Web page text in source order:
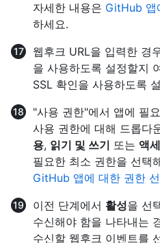
자세한 내용은 GitHub 앱
하세요.
웹후크 URL을 입력한 경
을 사용하도록 설정할지
SSL 확인을 사용하도록
"사용 권한"에서 앱에 필
사용 권한에 대해 드롭다
용, 읽기 및 쓰기 또는 액
필요한 최소 권한을 선택
GitHub 앱에 대한 권한
이전 단계에서 활성을 선
수신해야 함을 나타내는
수신할 웹후크 이벤트를